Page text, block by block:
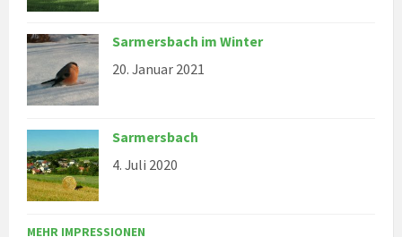
Sarmersbach im Winter
20. Januar 2021
Sarmersbach
4. Juli 2020
MEHR IMPRESSIONEN